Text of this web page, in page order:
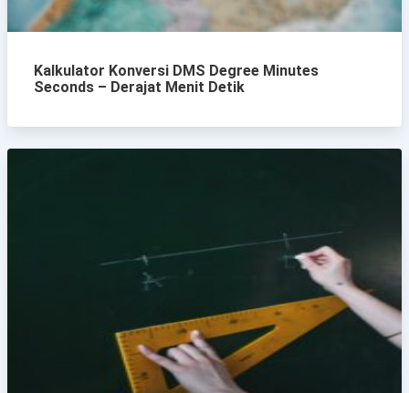
Kalkulator Konversi DMS Degree Minutes
Seconds – Derajat Menit Detik